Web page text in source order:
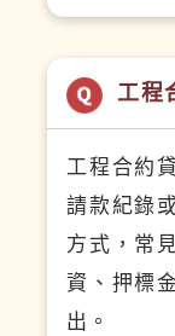
工程
工程合約
請款紀錄
方式，常
資、押標
出。